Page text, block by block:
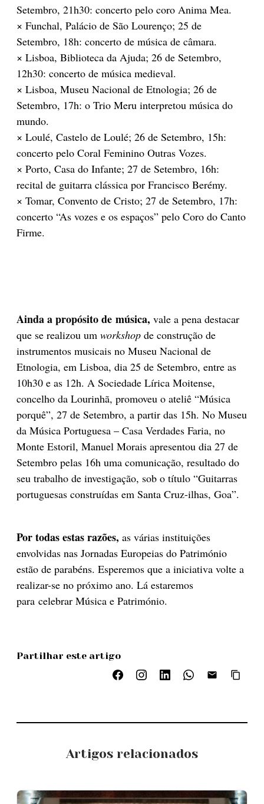
Setembro, 21h30: concerto pelo coro Anima Mea.
× Funchal, Palácio de São Lourenço; 25 de
Setembro, 18h: concerto de música de câmara.
× Lisboa, Biblioteca da Ajuda; 26 de Setembro,
12h30: concerto de música medieval.
× Lisboa, Museu Nacional de Etnologia; 26 de
Setembro, 17h: o Trio Meru interpretou música do
mundo.
× Loulé, Castelo de Loulé; 26 de Setembro, 15h:
concerto pelo Coral Feminino Outras Vozes.
× Porto, Casa do Infante; 27 de Setembro, 16h:
recital de guitarra clássica por Francisco Berémy.
× Tomar, Convento de Cristo; 27 de Setembro, 17h:
concerto “As vozes e os espaços” pelo Coro do Canto
Firme.
Ainda a propósito de música, vale a pena destacar
que se realizou um workshop de construção de
instrumentos musicais no Museu Nacional de
Etnologia, em Lisboa, dia 25 de Setembro, entre as
10h30 e as 12h. A Sociedade Lírica Moitense,
concelho da Lourinhã, promoveu o ateliê “Música
porquê”, 27 de Setembro, a partir das 15h. No Museu
da Música Portuguesa – Casa Verdades Faria, no
Monte Estoril, Manuel Morais apresentou dia 27 de
Setembro pelas 16h uma comunicação, resultado do
seu trabalho de investigação, sob o título “Guitarras
portuguesas construídas em Santa Cruz-ilhas, Goa”.
Por todas estas razões, as várias instituições
envolvidas nas Jornadas Europeias do Património
estão de parabéns. Esperemos que a iniciativa volte a
realizar-se no próximo ano. Lá estaremos
para celebrar Música e Património.
Partilhar este artigo
Artigos relacionados